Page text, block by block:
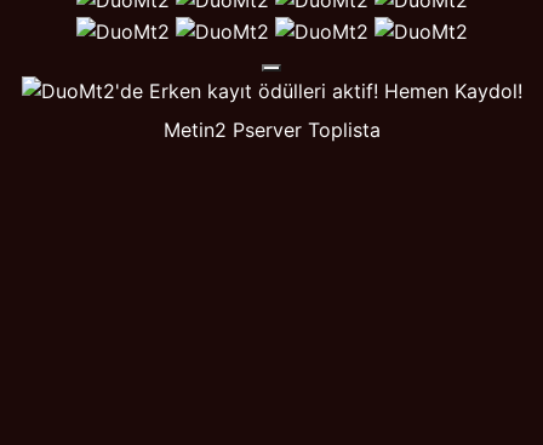
Metin2 Pserver Toplista